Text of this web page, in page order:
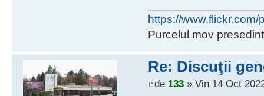
https://
Purcelul mov
Re: Discuţii
de 133» Vin 14 Oct